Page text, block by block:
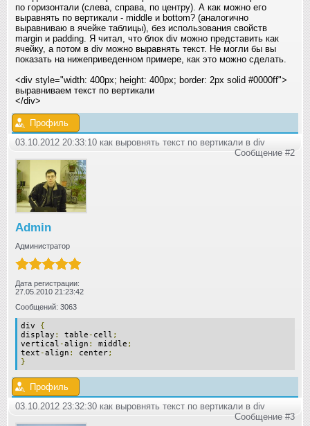
по горизонтали (слева, справа, по центру). А как можно его
выравнять по вертикали - middle и bottom? (аналогично
выравниваю в ячейке таблицы), без использования свойств
margin и padding. Я читал, что блок div можно представить как
ячейку, а потом в div можно выравнять текст. Не могли бы вы
показать на нижеприведенном примере, как это можно сделать.
<div style="width: 400px; height: 400px; border: 2px solid #0000ff">
выравниваем текст по вертикали
</div>
Профиль
03.10.2012 20:33:10 как выровнять текст по вертикали в div
Сообщение #2
Admin
Администратор
Дата регистрации:
27.05.2010 21:23:42
Сообщений: 3063
div {
display : table - cell ;
vertical -align : middle ;
text -align : center;
}
Профиль
03.10.2012 23:32:30 как выровнять текст по вертикали в div
Сообщение #3